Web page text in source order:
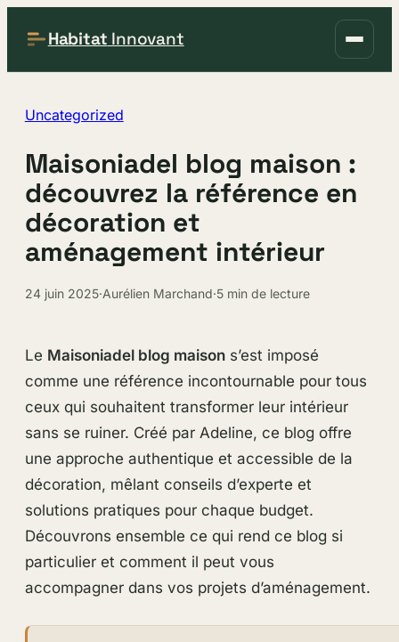
Habitat Innovant
Uncategorized
Maisoniadel blog maison :
découvrez la référence en
décoration et
aménagement intérieur
24 juin 2025·Aurélien Marchand·5 min de lecture
Le Maisoniadel blog maisons’est imposé
comme une référence incontournable pour tous
ceux qui souhaitent transformer leur intérieur
sans se ruiner. Créé par Adeline, ce blog offre
une approche authentique et accessible de la
décoration, mêlant conseils d’experte et
solutions pratiques pour chaque budget.
Découvrons ensemble ce qui rend ce blog si
particulier et comment il peut vous
accompagner dans vos projets d’aménagement.